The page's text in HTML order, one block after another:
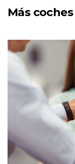
Más